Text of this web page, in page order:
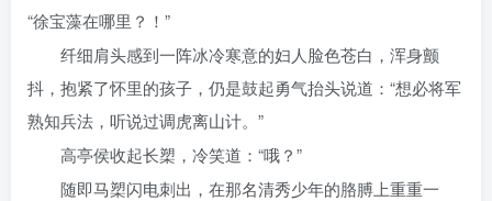
“徐宝藻在哪里？！”
纤细肩头感到一阵冰冷寒意的妇人脸色苍白，浑身颤
抖，抱紧了怀里的孩子，仍是鼓起勇气抬头说道：“想必将军
熟知兵法，听说过调虎离山计。”
高亭侯收起长槊，冷笑道：“哦？”
随即马槊闪电刺出，在那名清秀少年的胳膊上重重一